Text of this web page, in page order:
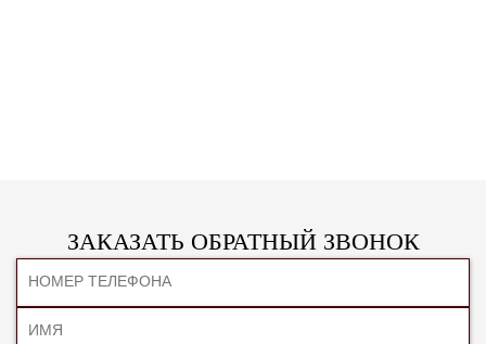
ЗАКАЗАТЬ ОБРАТНЫЙ ЗВОНОК